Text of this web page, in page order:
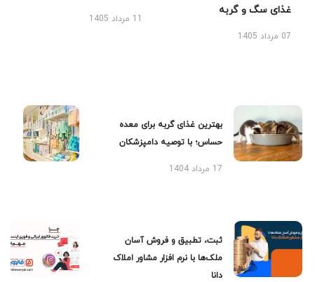
غذای سگ و گربه
07 مرداد 1405
11 مرداد 1405
بهترین غذای گربه برای معده
حساس؛ با توصیه دامپزشکان
17 مرداد 1404
ثبت، تطبیق و فروش آسان
ملک‌ها با نرم افزار مشاور املاک
دانا